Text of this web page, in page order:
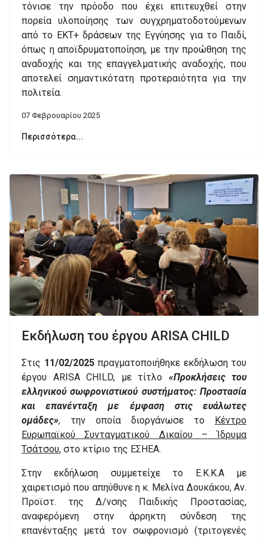
τόνισε την πρόοδο που έχει επιτευχθεί στην
πορεία υλοποίησης των συγχρηματοδοτούμενων
από το ΕΚΤ+ δράσεων της Εγγύησης για το Παιδί,
όπως η αποϊδρυματοποίηση, με την προώθηση της
αναδοχής και της επαγγελματικής αναδοχής, που
αποτελεί σημαντικότατη προτεραιότητα για την
πολιτεία.
07 Φεβρουαρίου 2025
Περισσότερα...
Εκδήλωση του έργου ARISA CHILD
Στις 11/02/2025πραγματοποιήθηκε εκδήλωση του
έργου ARISA CHILD, με τίτλο «Προκλήσεις του
ελληνικού σωφρονιστικού συστήματος: Προστασία
και επανένταξη με έμφαση στις ευάλωτες
ομάδες», την οποία διοργάνωσε το Κέντρο
Ευρωπαϊκού Συνταγματικού Δικαίου – Ίδρυμα
Τσάτσου, στο κτίριο της ΕΣΗΕΑ.
Στην εκδήλωση συμμετείχε το Ε.Κ.Κ.Α με
χαιρετισμό που απηύθυνε η κ. Μελίνα Δουκάκου, Αν.
Προϊστ. της Δ/νσης Παιδικής Προστασίας,
αναφερόμενη στην άρρηκτη σύνδεση της
επανένταξης μετά τον σωφρονισμό (τριτογενές